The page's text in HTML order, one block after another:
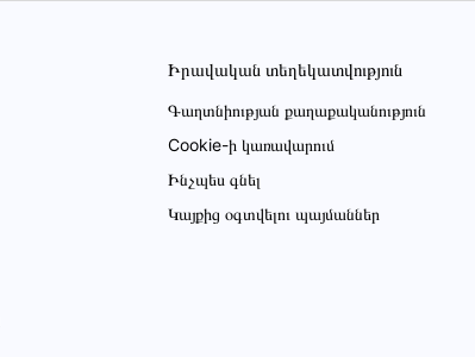
Իրավական տեղեկատվություն
Գաղտնիության քաղաքականություն
Cookie-ի կառավարում
Ինչպես գնել
Կայքից օգտվելու պայմաններ